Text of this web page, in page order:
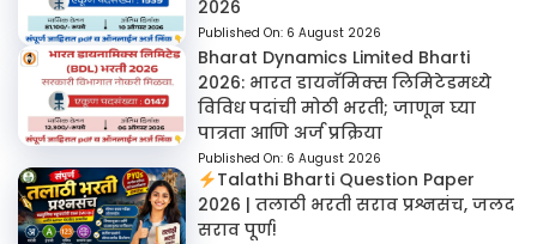
2026
Published On: 6 August 2026
Bharat Dynamics Limited Bharti
2026: भारत डायनॅमिक्स लिमिटेडमध्ये
विविध पदांची मोठी भरती; जाणून घ्या
पात्रता आणि अर्ज प्रक्रिया
Published On: 6 August 2026
Talathi Bharti Question Paper
2026 | तलाठी भरती सराव प्रश्नसंच, जलद
सराव पूर्ण!